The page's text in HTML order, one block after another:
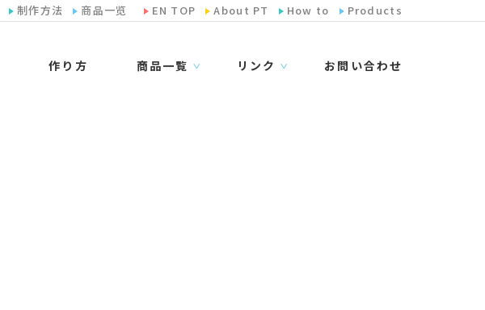
制作方法 商品一览 EN TOP About PT How to Products
作り方 商品一覧 ∨ リンク ∨ お問い合わせ